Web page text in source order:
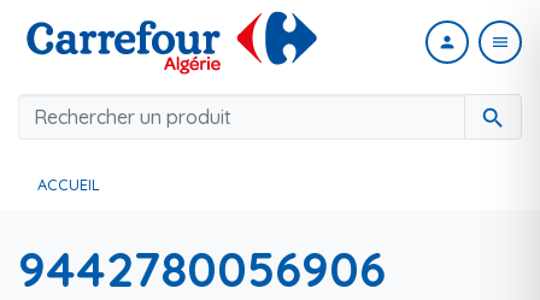
search
person menu
ACCUEIL
9442780056906